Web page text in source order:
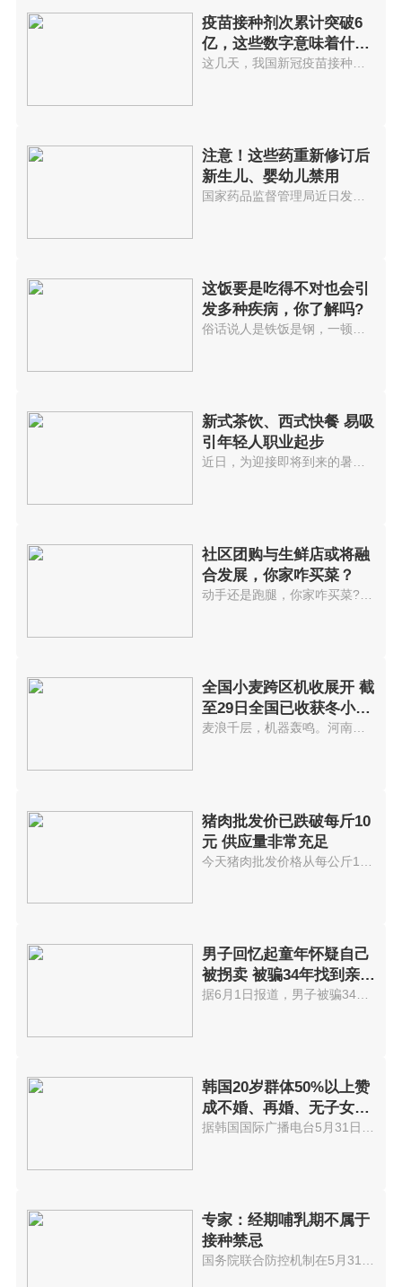
疫苗接种剂次累计突破6
亿，这些数字意味着什
么?
注意！这些药重新修订后
新生儿、婴幼儿禁用
这饭要是吃得不对也会引
发多种疾病，你了解吗?
新式茶饮、西式快餐 易吸
引年轻人职业起步
近日，为迎接即将到来的暑假消费...
社区团购与生鲜店或将融
合发展，你家咋买菜？
动手还是跑腿，你家咋买菜?买菜A...
全国小麦跨区机收展开 截
至29日全国已收获冬小麦
3300万亩
麦浪千层，机器轰鸣。河南省邓州...
猪肉批发价已跌破每斤10
元 供应量非常充足
男子回忆起童年怀疑自己
被拐卖 被骗34年找到亲生
父母
据6月1日报道，男子被骗34年找到...
韩国20岁群体50%以上赞
成不婚、再婚、无子女婚
姻
专家：经期哺乳期不属于
接种禁忌